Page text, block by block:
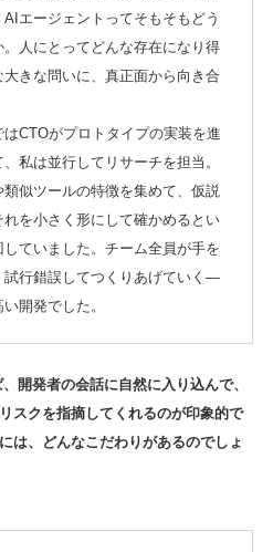
エージェントってそもそもどう
人にとってどんな存在になり得
大きな問いに、真正面から向き合
CTOがプロトタイプの実装を進
私は並行してリサーチを担当。
似ツールの特徴を集めて、仮説
れを小さく形にして確かめるとい
していました。チーム全員が手を
試行錯誤してつくりあげていく—
開発でした。
開発者の会話に自然に入り込んで、
スクを指摘してくれるのが印象的で
は、どんなこだわりがあるのでしょ